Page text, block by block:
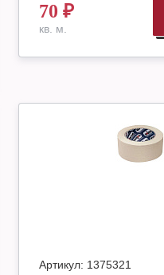
70 ₽
кв. м.
Артикул: 1375321